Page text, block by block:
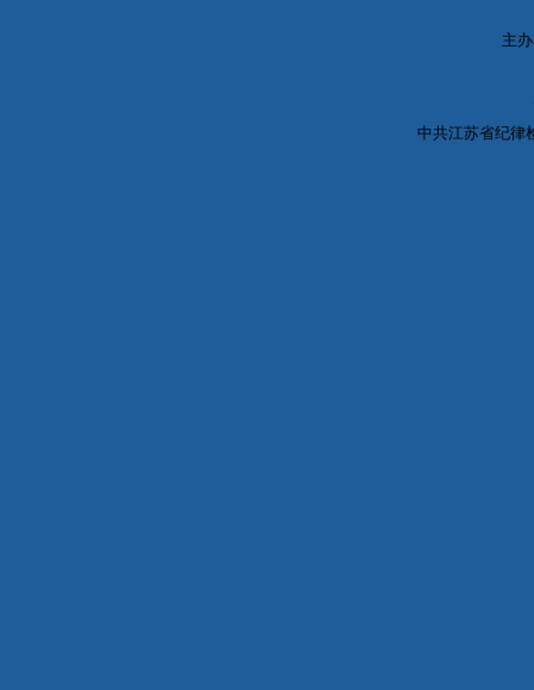
主
中共江苏省纪律